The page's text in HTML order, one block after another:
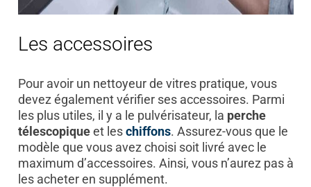
Les accessoires
Pour avoir un nettoyeur de vitres pratique, vous
devez également vérifier ses accessoires. Parmi
les plus utiles, il y a le pulvérisateur, la perche
télescopiqueet leschiffons. Assurez-vous que le
modèle que vous avez choisi soit livré avec le
maximum d’accessoires. Ainsi, vous n’aurez pas à
les acheter en supplément.